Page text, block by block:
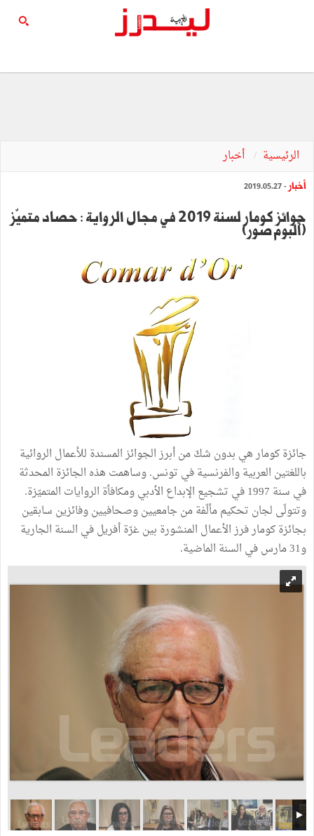
الرئيسية أخبار
أخبار - 2019.05.27
جوائز كومار لسنة 2019 في مجال الرواية : حصاد متميّز
(ألبوم صور)
جائزة كومار هي بدون شكّ من أبرز الجوائز المسندة للأعمال الروائية
باللغتين العربية والفرنسية في تونس. وساهمت هذه الجائزة المحدثة
في سنة 1997 في تشجيع الإبداع الأدبي ومكافأة الروايات المتميّزة.
وتتولّى لجان تحكيم مألّفة من جامعيين وصحافيين وفائزين سابقين
بجائزة كومار فرز الأعمال المنشورة بين غرّة أفريل في السنة الجارية
و31 مارس في السنة الماضية.